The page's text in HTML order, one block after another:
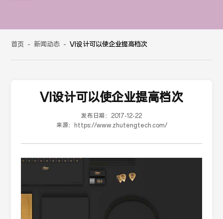
首页 - 新闻动态 - VI设计可以使企业提高档次
VI设计可以使企业提高档次
发布日期： 2017-12-22
来源：
https://www.zhutengtech.com/